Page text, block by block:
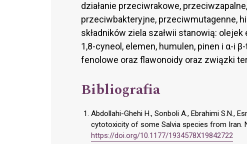
działanie przeciw­rakowe,
przeciwbakteryjne, przeciw­mutagenne,
składników ziela szałwii stanowią:
1,8-cyneol, elemen, humulen, pinen i α-i
fenolowe oraz flawonoidy oraz związki
Bibliografia
Abdollahi-Ghehi H., Sonboli A., Ebrahimi S.N.,
cytotoxicity of some Salvia species from Iran.
https://doi.org/10.1177/1934578X19842722